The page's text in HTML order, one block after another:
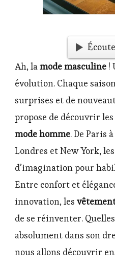
Ah, lamode masculine !
évolution. Chaque
surprises et de
propose de découvrir
mode homme. De Paris
Londres et New York,
d’imagination pour
Entre confort et
innovation, les
de se réinventer.
absolument dans son
nous allons découvrir